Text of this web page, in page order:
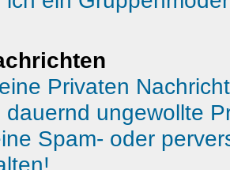
Privaten
dauernd ungewollte
Spam- oder